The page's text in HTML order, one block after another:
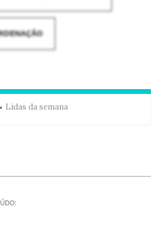
Lidas da semana